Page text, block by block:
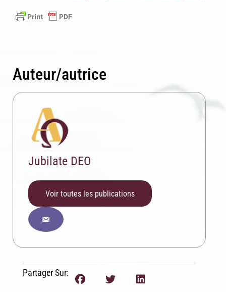
Auteur/autrice
Jubilate DEO
Voir toutes les publications
Partager Sur:
Si vous souhaitez recevoir nos dernières actualités,
veuillez indiquer ci-dessous votre adresse mail.